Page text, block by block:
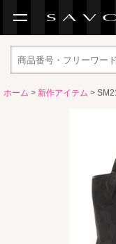
ホーム > 新作アイテム >